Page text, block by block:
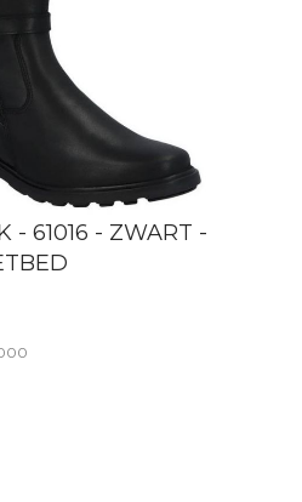
- 61016 - ZWART -